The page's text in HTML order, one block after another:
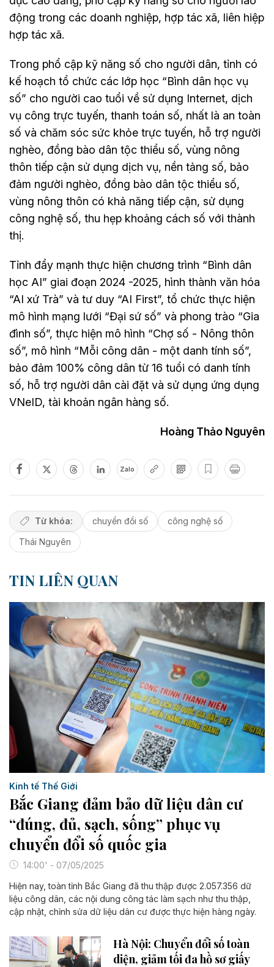
động trong các doanh nghiệp, hợp tác xã, liên hiệp
hợp tác xã.
Trong phổ cập kỹ năng số cho người dân, tỉnh có
kế hoạch tổ chức các lớp học “Bình dân học vụ
số” cho người cao tuổi về sử dụng Internet, dịch
vụ công trực tuyến, thanh toán số, nhất là an toàn
số và chăm sóc sức khỏe trực tuyến, hỗ trợ người
nghèo, đồng bào dân tộc thiểu số, vùng nông
thôn tiếp cận sử dụng dịch vụ, nền tảng số, bảo
đảm người nghèo, đồng bào dân tộc thiểu số,
vùng nông thôn có khả năng tiếp cận, sử dụng
công nghệ số, thu hẹp khoảng cách số với thành
thị.
Tỉnh đẩy mạnh thực hiện chương trình “Bình dân
học AI” giai đoạn 2024 -2025, hình thành văn hóa
“AI xứ Trà” và tư duy “AI First”, tổ chức thực hiện
mô hình mạng lưới “Đại sứ số” và phong trào “Gia
đình số”, thực hiện mô hình “Chợ số - Nông thôn
số”, mô hình “Mỗi công dân - một danh tính số”,
bảo đảm 100% công dân từ 16 tuổi có danh tính
số, hỗ trợ người dân cài đặt và sử dụng ứng dụng
VNeID, tài khoản ngân hàng số.
Hoàng Thảo Nguyên
Zalo
Từ khóa: chuyển đổi số
công nghệ số
Thái Nguyên
TIN LIÊN QUAN
Kinh tế Thế Giới
Bắc Giang đảm bảo dữ liệu dân cư
“đúng, đủ, sạch, sống” phục vụ
chuyển đổi số quốc gia
14:00' - 07/05/2025
Hiện nay, toàn tỉnh Bắc Giang đã thu thập được 2.057.356 dữ
liệu công dân, các nội dung công tác làm sạch như thu thập,
cập nhật, chỉnh sửa dữ liệu dân cư được thực hiện hàng ngày.
Hà Nội: Chuyển đổi số toàn
diện, giảm tối đa hồ sơ giấy